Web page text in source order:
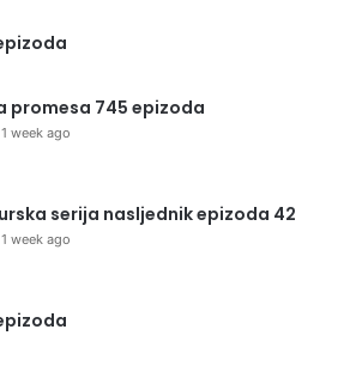
promesa 745 epizoda
1 week ago
serija nasljednik epizoda 42
1 week ago